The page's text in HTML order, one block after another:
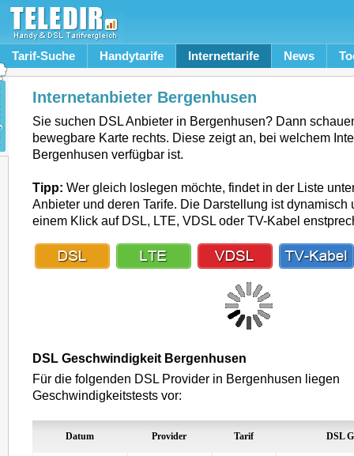
Tarif-Suche Handytarife Internettarife News
Internetanbieter Bergenhusen
Sie suchen DSL Anbieter in Bergenhusen? Dann
bewegbare Karte rechts. Diese zeigt an, bei welchem
Bergenhusen verfügbar ist.
Tipp: Wer gleich loslegen möchte, findet in der Liste
Anbieter und deren Tarife. Die Darstellung ist dynamisch
einem Klick auf DSL, LTE, VDSL oder TV-Kabel
DSL Geschwindigkeit Bergenhusen
Für die folgenden DSL Provider in Bergenhusen liegen
Geschwindigkeitstests vor:
Datum Provider Tarif DSL